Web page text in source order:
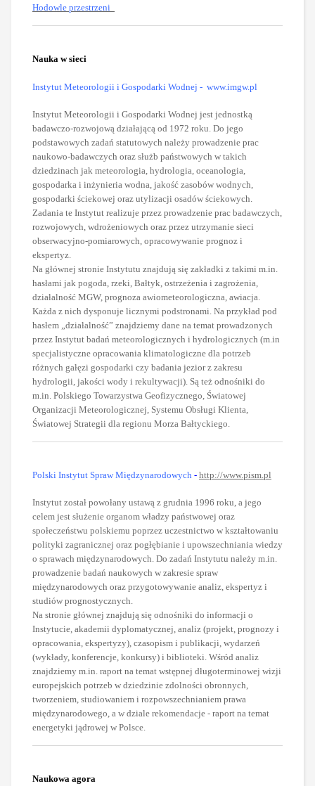
Hodowle przestrzeni
Nauka w sieci
Instytut Meteorologii i Gospodarki Wodnej - www.imgw.pl
Instytut Meteorologii i Gospodarki Wodnej jest jednostką
badawczo-rozwojową działającą od 1972 roku. Do jego
podstawowych zadań statutowych należy prowadzenie prac
naukowo-badawczych oraz służb państwowych w takich
dziedzinach jak meteorologia, hydrologia, oceanologia,
gospodarka i inżynieria wodna, jakość zasobów wodnych,
gospodarki ściekowej oraz utylizacji osadów ściekowych.
Zadania te Instytut realizuje przez prowadzenie prac badawczych,
rozwojowych, wdrożeniowych oraz przez utrzymanie sieci
obserwacyjno-pomiarowych, opracowywanie prognoz i
ekspertyz.
Na głównej stronie Instytutu znajdują się zakładki z takimi m.in.
hasłami jak pogoda, rzeki, Bałtyk, ostrzeżenia i zagrożenia,
działalność MGW, prognoza awiometeorologiczna, awiacja.
Każda z nich dysponuje licznymi podstronami. Na przykład pod
hasłem „działalność” znajdziemy dane na temat prowadzonych
przez Instytut badań meteorologicznych i hydrologicznych (m.in
specjalistyczne opracowania klimatologiczne dla potrzeb
różnych gałęzi gospodarki czy badania jezior z zakresu
hydrologii, jakości wody i rekultywacji). Są też odnośniki do
m.in. Polskiego Towarzystwa Geofizycznego, Światowej
Organizacji Meteorologicznej, Systemu Obsługi Klienta,
Światowej Strategii dla regionu Morza Bałtyckiego.
Polski Instytut Spraw Międzynarodowych - http://www.pism.pl
Instytut został powołany ustawą z grudnia 1996 roku, a jego
celem jest służenie organom władzy państwowej oraz
społeczeństwu polskiemu poprzez uczestnictwo w kształtowaniu
polityki zagranicznej oraz pogłębianie i upowszechniania wiedzy
o sprawach międzynarodowych. Do zadań Instytutu należy m.in.
prowadzenie badań naukowych w zakresie spraw
międzynarodowych oraz przygotowywanie analiz, ekspertyz i
studiów prognostycznych.
Na stronie głównej znajdują się odnośniki do informacji o
Instytucie, akademii dyplomatycznej, analiz (projekt, prognozy i
opracowania, ekspertyzy), czasopism i publikacji, wydarzeń
(wykłady, konferencje, konkursy) i biblioteki. Wśród analiz
znajdziemy m.in. raport na temat wstępnej długoterminowej wizji
europejskich potrzeb w dziedzinie zdolności obronnych,
tworzeniem, studiowaniem i rozpowszechnianiem prawa
międzynarodowego, a w dziale rekomendacje - raport na temat
energetyki jądrowej w Polsce.
Naukowa agora